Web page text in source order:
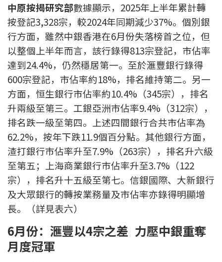
實時銀行資訊
裝修·保險優惠
免費裝修轉介服務
裝修設計專欄
火險、家居、寵物保險
保險資訊專欄
聯絡我們
聯絡方法
網上申請按揭轉介
條款及細則
中原按揭研究部數據顯示，2025年上半年累計轉
按登記3,328宗，較2024年同期減少37%。個別銀
行方面，雖然中銀香港在6月份失落榜首之位，但
以整個上半年而言，該行錄得813宗登記，市佔率
達到24.4%，仍然穩居第一。至於滙豐銀行錄得
600宗登記，市佔率約18%，排名維持第二。另一
方面，恒生銀行市佔率約10.4%（345宗），排名
升兩級至第三。工銀亞洲市佔率9.4%（312宗），
排名跌一級至第四。上述四間銀行合共市佔率為
62.2%，按年下跌11.9個百分點。其他銀行方面，
渣打銀行市佔率升至7.9%（263宗），排名升六級
至第五；上海商業銀行市佔率升至3.7%（122
宗），排名升十五級至第七。信銀國際、大新銀行
及大眾銀行的轉按業務量及市佔率亦錄得明顯增
長。（詳見表六）
6月份：滙豐以4宗之差 力壓中銀重奪
月度冠軍